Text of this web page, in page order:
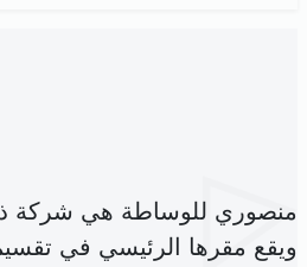
منصوري للوساطة هي شركة
ويقع مقرها الرئيسي في